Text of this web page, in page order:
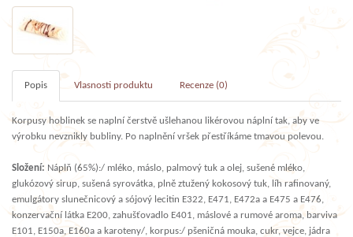
Popis Vlasnosti produktu Recenze (0)
Korpusy hoblinek se naplní čerstvě ušlehanou likérovou náplní tak, aby ve
výrobku nevznikly bubliny. Po naplnění vršek přestříkáme tmavou polevou.
Složení: Náplň (65%):/ mléko, máslo, palmový tuk a olej, sušené mléko,
glukózový sirup, sušená syrovátka, plně ztužený kokosový tuk, líh rafinovaný,
emulgátory slunečnicový a sójový lecitin E322, E471, E472a a E475 a E476,
konzervační látka E200, zahušťovadlo E401, máslové a rumové aroma, barviva
E101, E150a, E160a a karoteny/, korpus:/ pšeničná mouka, cukr, vejce, jádra